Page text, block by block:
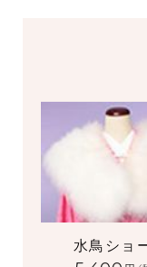
水鳥ショ